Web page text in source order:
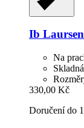
Ib Laursen
Na
330,00 Kč
Doručení do